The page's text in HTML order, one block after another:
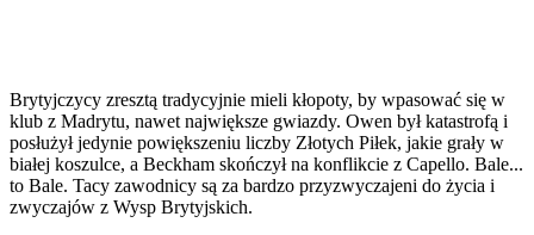
Brytyjczycy zresztą tradycyjnie mieli kłopoty, by wpasować się w
klub z Madrytu, nawet największe gwiazdy. Owen był katastrofą i
posłużył jedynie powiększeniu liczby Złotych Piłek, jakie grały w
białej koszulce, a Beckham skończył na konflikcie z Capello. Bale...
to Bale. Tacy zawodnicy są za bardzo przyzwyczajeni do życia i
zwyczajów z Wysp Brytyjskich.